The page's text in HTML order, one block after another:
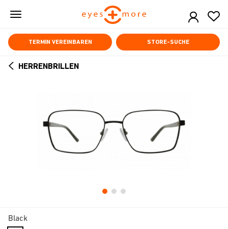
Skip
content
TERMIN VEREINBAREN STORE-SUCHE
HERRENBRILLEN
Black